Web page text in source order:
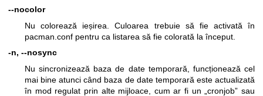
--nocolor
Nu colorează ieșirea. Culoarea trebuie să fie activată în
pacman.conf pentru ca listarea să fie colorată la început.
-n, --nosync
Nu sincronizează baza de date temporară, funcționează cel
mai bine atunci când baza de date temporară este actualizată
în mod regulat prin alte mijloace, cum ar fi un „cronjob” sau